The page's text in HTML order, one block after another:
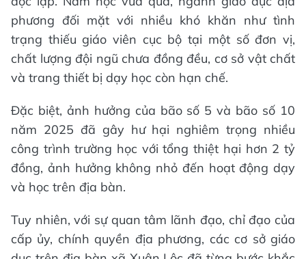
phương đối mặt với nhiều khó khăn như tình
trạng thiếu giáo viên cục bộ tại một số đơn vị,
chất lượng đội ngũ chưa đồng đều, cơ sở vật chất
và trang thiết bị dạy học còn hạn chế.
Đặc biệt, ảnh hưởng của bão số 5 và bão số 10
năm 2025 đã gây hư hại nghiêm trọng nhiều
công trình trường học với tổng thiệt hại hơn 2 tỷ
đồng, ảnh hưởng không nhỏ đến hoạt động dạy
và học trên địa bàn.
Tuy nhiên, với sự quan tâm lãnh đạo, chỉ đạo của
cấp ủy, chính quyền địa phương, các cơ sở giáo